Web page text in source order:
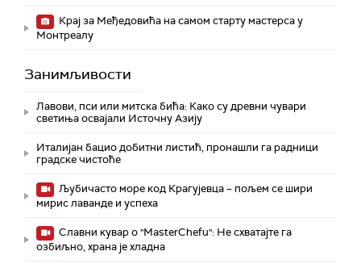
Крај за Међедовића на самом старту мастерса у
Монтреалу
Занимљивости
Лавови, пси или митска бића: Како су древни чувари
светиња освајали Источну Азију
Италијан бацио добитни листић, пронашли га радници
градске чистоће
Љубичасто море код Крагујевца – пољем се шири
мирис лаванде и успеха
Славни кувар о "MasterChefu": Не схватајте га
озбиљно, храна је хладна